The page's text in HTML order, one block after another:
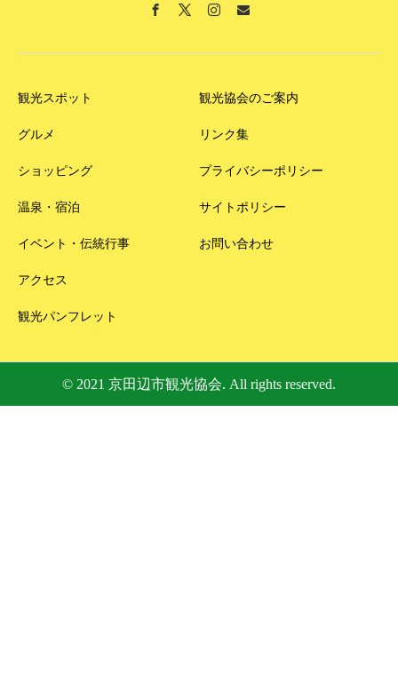
観光スポット
グルメ
ショッピング
温泉・宿泊
イベント・伝統行事
アクセス
観光パンフレット
観光協会のご案内
リンク集
プライバシーポリシー
サイトポリシー
お問い合わせ
© 2021 京田辺市観光協会. All rights reserved.